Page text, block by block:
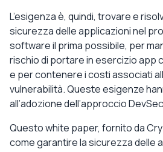
L’esigenza è, quindi, trovare e
sicurezza delle applicazioni nel
software il prima possibile, per
rischio di portare in esercizio app
e per contenere i costi associati
vulnerabilità. Queste esigenze
all’adozione dell’approccio
Questo white paper, fornito da
come garantire la sicurezza delle